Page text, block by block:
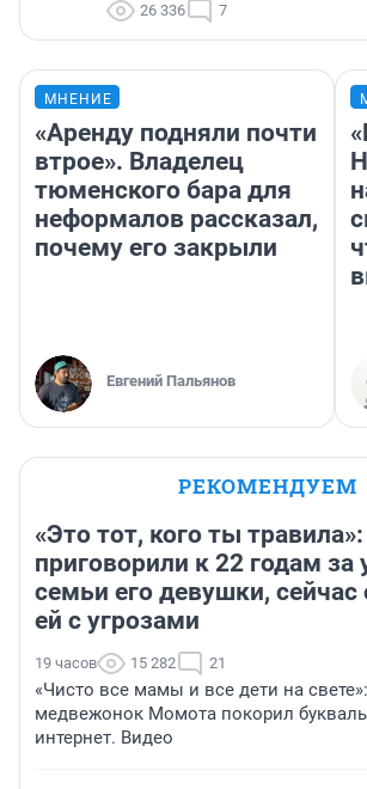
26 336 7
МНЕНИЕ
«Аренду подняли почти
втрое». Владелец
тюменского бара для
неформалов рассказал,
почему его закрыли
Евгений Пальянов
РЕКОМЕНДУЕМ
«Это тот, кого ты
приговорили к 22 годам за
семьи его девушки, сейчас
ей с угрозами
19 часов 15 282 21
«Чисто все мамы и все дети на
медвежонок Момота покорил
интернет. Видео